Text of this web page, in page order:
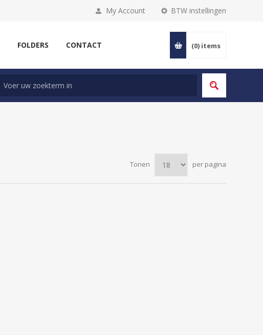
BTW instellingen
My Account
FOLDERS CONTACT (0) items
Tonen per pagina